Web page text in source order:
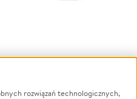
Powódź
rozwiązań technologicznych,